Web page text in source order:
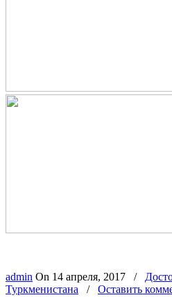
admin On 14 апреля, 2017 /
Туркменистана
/ Оставить